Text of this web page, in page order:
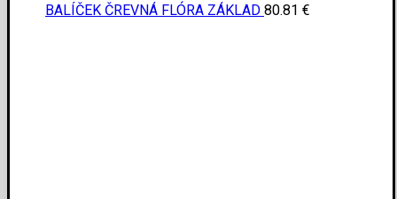
BALÍČEK ČREVNÁ FLÓRA ZÁKLAD 80.81 €